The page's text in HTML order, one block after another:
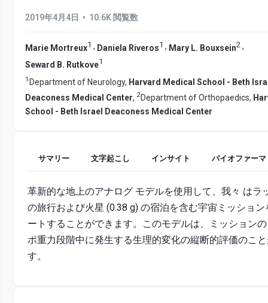
2019年4月4日 • 10.6K 閲覧数
Marie Mortreux1 , Daniela Riveros1 , Mary L. Bouxsein2 ,
Seward B. Rutkove1
1 Department of Neurology, Harvard Medical School - Beth
Deaconess Medical Center, 2Department of Orthopaedics,
School - Beth Israel Deaconess Medical Center
サマリー 文字起こし インサイト バイオファー
革新的な地上のアナログ モデルを使用して、我々 はラ
の旅行および火星 (0.38 g) の宿泊を含む宇宙ミッショ
ートすることができます。このモデルは、ミッション
ポ重力段階中に発生する生理的変化の縦断的評価のこ
す。